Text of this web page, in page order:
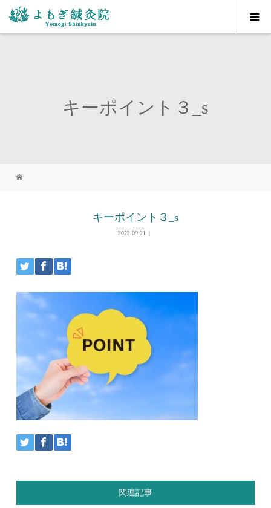
キーポイント３_s
キーポイント３_s
2022.09.21
関連記事